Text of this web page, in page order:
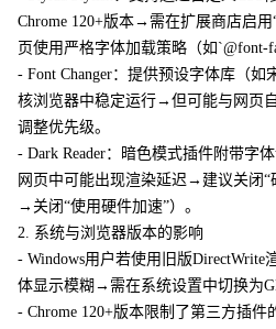
Chrome 120+版本→需在扩展商店启
页使用严格字体加载策略（如`@font-
- Font Changer：提供预设字体库（
核浏览器中稳定运行→但可能与网页
调整优先级。
- Dark Reader：暗色模式插件附带字
网页中可能出现渲染延迟→建议关闭
→关闭“使用硬件加速”）。
2. 系统与浏览器版本的影响
- Windows用户若使用旧版
体显示模糊→需在系统设置中切换为
- Chrome 120+版本限制了第三方插